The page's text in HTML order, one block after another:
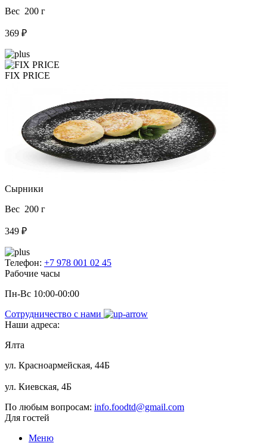
Вес 200 г
369 ₽
FIX PRICE
Сырники
Вес 200 г
349 ₽
Телефон: +7 978 001 02 45
Рабочие часы
Пн-Вс 10:00-00:00
Сотрудничество с нами
Наши адреса:
Ялта
ул. Красноармейская, 44Б
ул. Киевская, 4Б
По любым вопросам: info.foodtd@gmail.com
Для гостей
Меню